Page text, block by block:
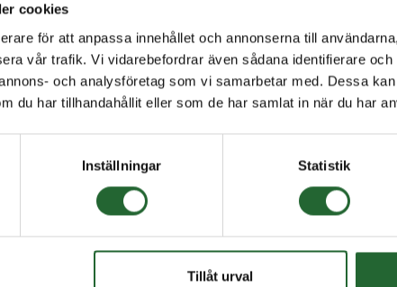
cookies
för att anpassa innehållet och annonserna till
vår trafik. Vi vidarebefordrar även sådana identifierare
och analysföretag som vi samarbetar med. Dessa
du har tillhandahållit eller som de har samlat in när du har
Inställningar Statistik
Tillåt urval
köpt denna produkten har även köpt